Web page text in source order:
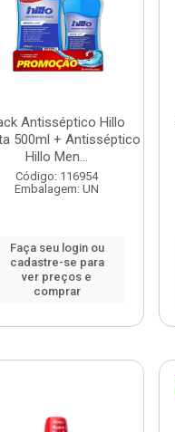
Antisséptico Hillo
500ml + Antisséptico
Hillo Men...
Código: 116954
Embalagem: UN
Faça seu login ou
cadastre-se para
ver preços e
comprar